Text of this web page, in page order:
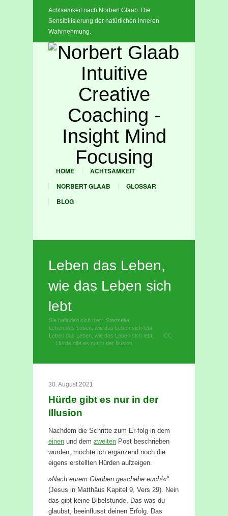
Achtsamkeit nach Norbert Glaab. Die
Sensibilisierung der natürlichen inneren
Wahrnehmung.
HOME
ACHTSAMKEIT
NORBERT GLAAB
GLOSSAR
BLOG
Leben das Leben,
wie das Leben sich
lebt
Sie befinden sich hier: Startseite
Leben das Leben, wie das Leben sich lebt
Leben das Leben, wie das Leben sich lebt
»
ICC
»
Hürde gibt es nur in der Illusion
30. August 2021
Hürde gibt es nur in der
Illusion
Nachdem die Schritte zum Er-folg in dem
einen und dem zweiten Post beschrieben
wurden, möchte ich ergänzend noch die
eigens erstellten Hürden aufzeigen.
»Nach eurem Glauben geschehe euch!«“
(Jesus in Matthäus Kapitel 9, Vers 29). Nein
das gibt keine Bibelstunde. Das was du
glaubst, beeinflusst deinen Erfolg. Das